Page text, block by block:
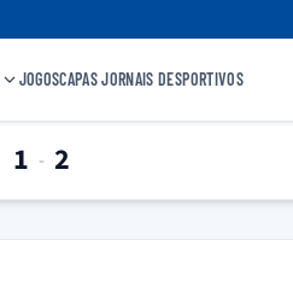
JOGOSCAPAS JORNAIS DESPORTIVOS
1 - 2